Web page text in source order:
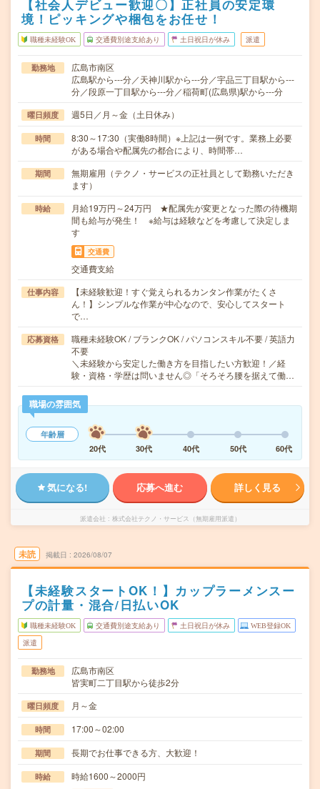
【社会人デビュー歓迎〇】正社員の安定環
境！ピッキングや梱包をお任せ！
職種未経験OK 交通費別途支給あり 土日祝日が休み 派遣
勤務地
広島市南区
広島駅から---分／天神川駅から---分／宇品三丁目駅から---
分／段原一丁目駅から---分／稲荷町(広島県)駅から---分
曜日頻度 週5日／月～金（土日休み）
時間
8:30～17:30（実働8時間）※上記は一例です。業務上必要
がある場合や配属先の都合により、時間帯…
期間
無期雇用（テクノ・サービスの正社員として勤務いただき
ます）
時給
月給19万円～24万円 ★配属先が変更となった際の待機期
間も給与が発生！ ※給与は経験などを考慮して決定しま
す
交通費
交通費支給
仕事内容
【未経験歓迎！すぐ覚えられるカンタン作業がたくさ
ん！】シンプルな作業が中心なので、安心してスタート
で…
応募資格
職種未経験OK / ブランクOK / パソコンスキル不要 / 英語力
不要
＼未経験から安定した働き方を目指したい方歓迎！／経
験・資格・学歴は問いません◎「そろそろ腰を据えて働…
職場の雰囲気
年齢層
20代
30代 40代 50代 60代
気になる! 応募へ進む 詳しく見る
派遣会社 株式会社テクノ・サービス（無期雇用派遣）
未読 掲載日 2026/08/07
【未経験スタートOK！】カップラーメンスー
プの計量・混合/日払いOK
職種未経験OK 交通費別途支給あり 土日祝日が休み WEB登録OK
派遣
勤務地
広島市南区
皆実町二丁目駅から徒歩2分
曜日頻度 月～金
時間 17:00～02:00
期間 長期でお仕事できる方、大歓迎！
時給 時給1600～2000円